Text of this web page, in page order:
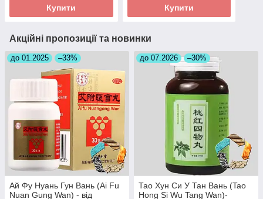
Купити Купити
Акційні пропозиції та новинки
до 01.2025 –33%
Ай Фу Нуань Гун Вань (Ai Fu
Nuan Gung Wan) - від
до 07.2026 –30%
Тао Хун Си У Тан Вань (Tao
Hong Si Wu Tang Wan)-